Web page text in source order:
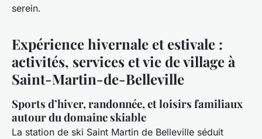
serein.
Expérience hivernale et estivale :
activités, services et vie de village à
Saint-Martin-de-Belleville
Sports d’hiver, randonnée, et loisirs familiaux
autour du domaine skiable
La station de ski Saint Martin de Belleville séduit